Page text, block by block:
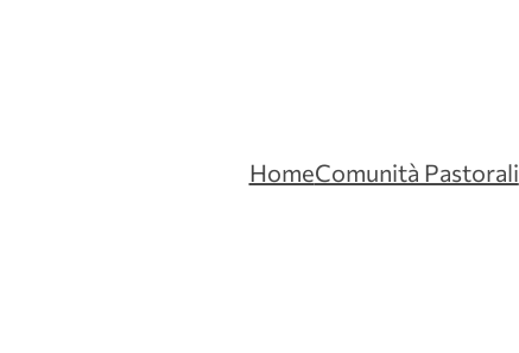
HomeComunità Pastorali